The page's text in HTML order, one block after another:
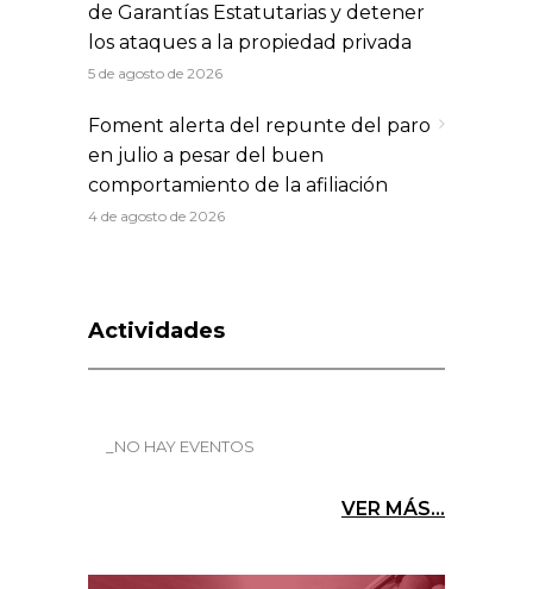
de Garantías Estatutarias y detener
los ataques a la propiedad privada
5 de agosto de 2026
Foment alerta del repunte del paro
en julio a pesar del buen
comportamiento de la afiliación
4 de agosto de 2026
Actividades
_NO HAY EVENTOS
VER MÁS...